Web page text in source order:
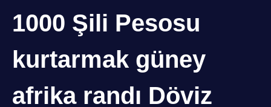
1000 Şili Pesosu
kurtarmak güney
afrika randı Döviz